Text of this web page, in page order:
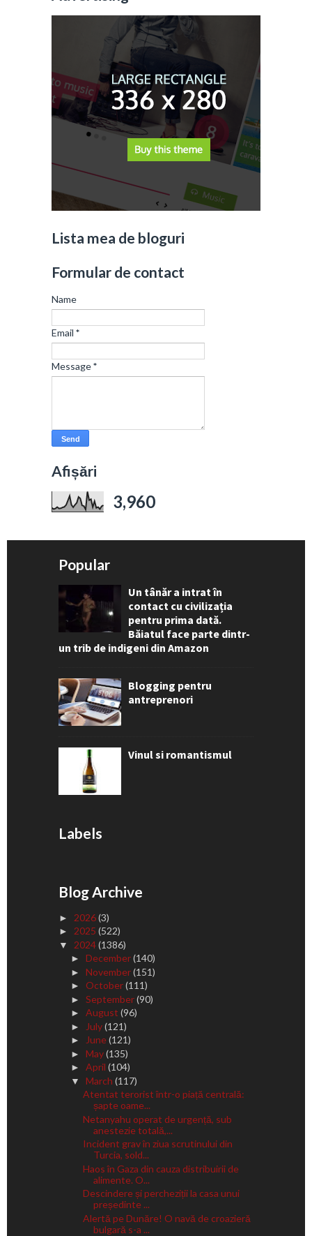
Lista mea de bloguri
Formular de contact
Name
Email *
Message*
Afișări
3,960
Popular
Un tânăr a intrat în
contact cu civilizația
pentru prima dată.
Băiatul face parte dintr-
un trib de indigeni din Amazon
Blogging pentru
antreprenori
Vinul si romantismul
Labels
Blog Archive
► 2026(3)
► 2025 (522)
▼ 2024(1386)
► December(140)
► November(151)
► October(111)
► September(90)
► August (96)
► July(121)
► June(121)
► May(135)
► April (104)
▼ March (117)
Atentat terorist într-o piață centrală:
șapte oame...
Netanyahu operat de urgență, sub
anestezie totală,...
Incident grav în ziua scrutinului din
Turcia, sold...
Haos în Gaza din cauza distribuirii de
alimente. O...
Descindere și percheziții la casa unui
președinte ...
Alertă pe Dunăre! O navă de croazieră
bulgară s-a ...